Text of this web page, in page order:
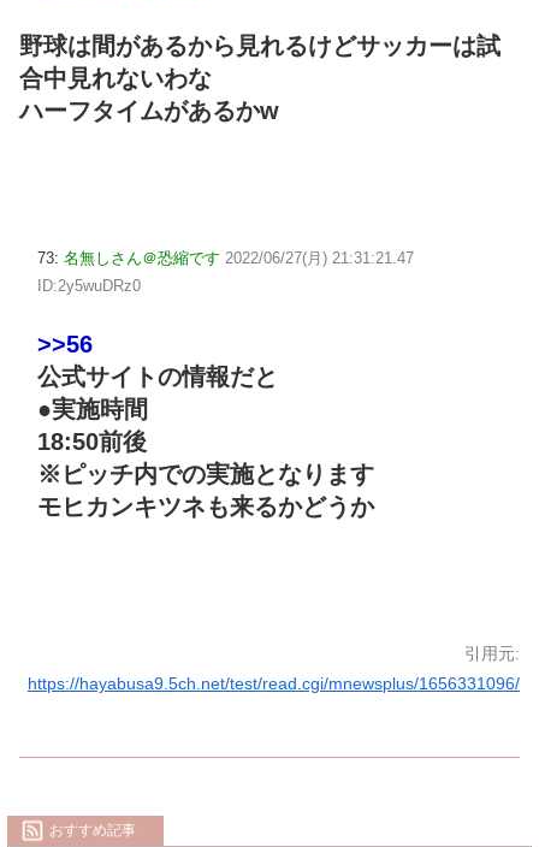
野球は間があるから見れるけどサッカーは試
合中見れないわな
ハーフタイムがあるかw
73: 名無しさん＠恐縮です 2022/06/27(月) 21:31:21.47
ID:2y5wuDRz0
>>56
公式サイトの情報だと
●実施時間
18:50前後
※ピッチ内での実施となります
モヒカンキツネも来るかどうか
引用元:
https://hayabusa9.5ch.net/test/read.cgi/mnewsplus/1656331096/
おすすめ記事